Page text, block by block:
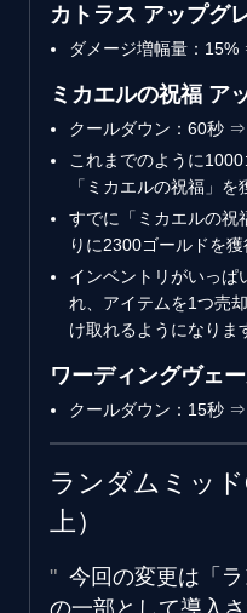
カトラス アップグ
ダメージ増幅量：
ミカエルの祝福 ア
クールダウン：60秒
これまでのように1000
「ミカエルの祝福」を
すでに「ミカエルの祝
りに2300ゴールドを獲
インベントリがいっぱ
れ、アイテムを1つ売
け取れるようになりま
ワーディングヴェ
クールダウン：15秒
ランダムミッ
上）
今回の変更は「ラ
の一部として導入